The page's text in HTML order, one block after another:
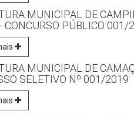
MUNICIPAL DE
CONCURSO PÚBLICO 001/
MUNICIPAL DE
SELETIVO Nº 001/2019